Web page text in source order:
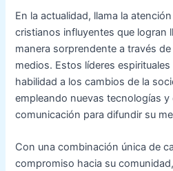
En la actualidad, llama la
cristianos influyentes que logran
manera sorprendente a través
medios. Estos líderes
habilidad a los cambios de la
empleando nuevas tecnologías y
comunicación para difundir su
Con una combinación única de
compromiso hacia su